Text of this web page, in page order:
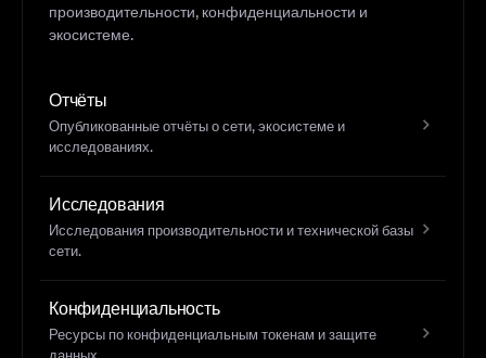
производительности, конфиденциальности и
экосистеме.
Отчёты
Опубликованные отчёты о сети, экосистеме и
исследованиях.
Исследования
Исследования производительности и технической базы
сети.
Конфиденциальность
Ресурсы по конфиденциальным токенам и защите